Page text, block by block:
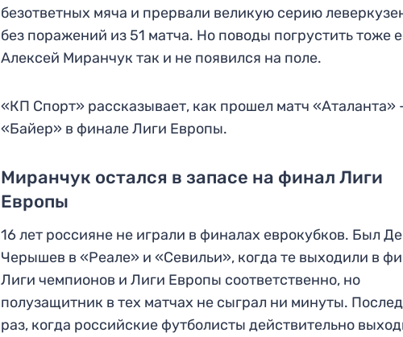
безответных мяча и прервали великую серию
без поражений из 51 матча. Но поводы погрустить тоже
Алексей Миранчук так и не появился на поле.
«КП Спорт» рассказывает, как прошел матч «Аталанта»
«Байер» в финале Лиги Европы.
Миранчук остался в запасе на финал Лиги
Европы
16 лет россияне не играли в финалах еврокубков. Был
Черышев в «Реале» и «Севильи», когда те выходили в
Лиги чемпионов и Лиги Европы соответственно, но
полузащитник в тех матчах не сыграл ни минуты.
раз, когда российские футболисты действительно